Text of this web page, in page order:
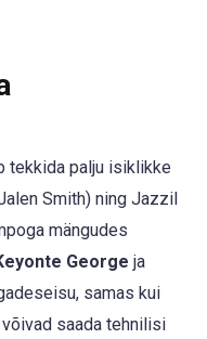
tekkida palju isiklikke
Smith) ning Jazzil
mängudes
George ja
samas kui
saada tehnilisi